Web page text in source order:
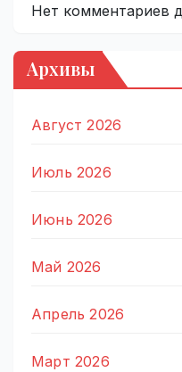
Нет комментариев
Архивы
Август 2026
Июль 2026
Июнь 2026
Май 2026
Апрель 2026
Март 2026